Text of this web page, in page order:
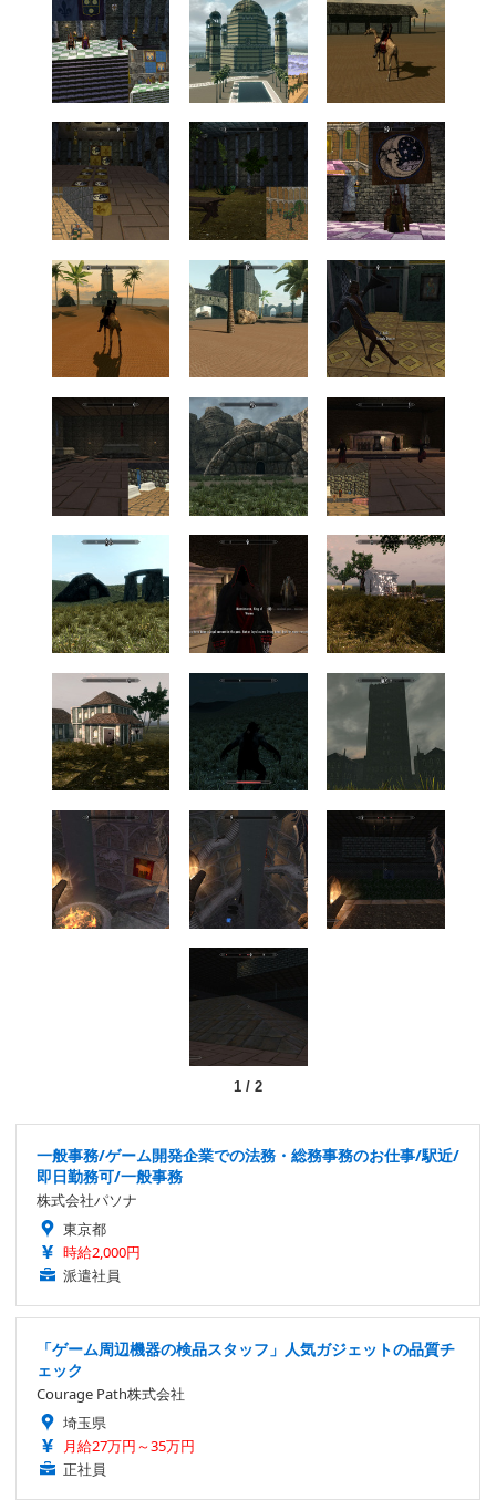
1/ 2
一般事務/ゲーム開発企業での法務・総務事務のお仕事/駅近/
即日勤務可/一般事務
株式会社パソナ
東京都
時給2,000円
派遣社員
「ゲーム周辺機器の検品スタッフ」人気ガジェットの品質チ
ェック
Courage Path株式会社
埼玉県
月給27万円～35万円
正社員